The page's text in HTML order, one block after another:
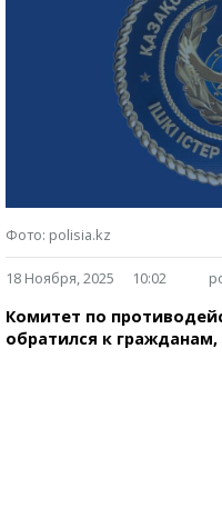
Карта Караганды
Мой участковый
Перекрытие дорог
Фото: polisia.kz
18 Ноября, 2025 10:02
Комитет по
обратился к гражданам,